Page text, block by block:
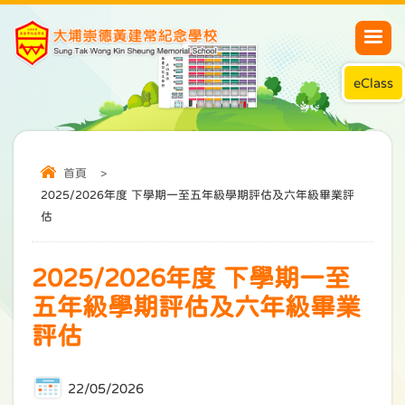
eClass
首頁
>
2025/2026年度 下學期一至五年級學期評估及六年級畢業評
估
2025/2026年度 下學期一至
五年級學期評估及六年級畢業
評估
22/05/2026